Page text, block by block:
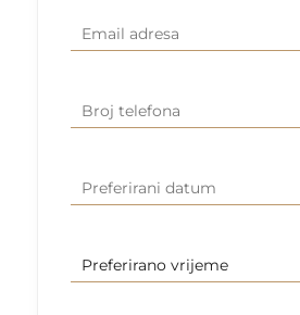
Email
(Required)
Broj
telefona
(Required)
Preferirani
DD
slash
Preferirano